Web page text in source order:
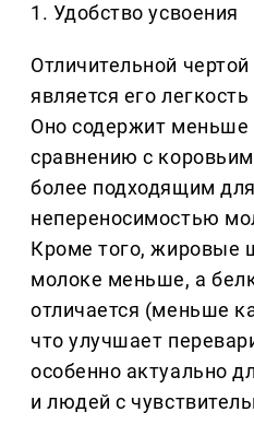
1. Удобство усвоения
Отличительной
является его
Оно содержит меньше
сравнению с
более подходящим
непереносимостью
Кроме того, жировые
молоке меньше, а
отличается (меньше
что улучшает
особенно актуально
и людей с